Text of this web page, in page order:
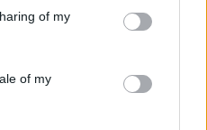
behaviour. You may click to
and its third-party tags to
purposes in below Google
of my
of my
ευρώ μέχρι πεντακόσια
για κάθε δύο (2) ευρώ.
(500) ευρώ, ήτοι συνολικό
(501) ευρώ μέχρι χίλια
για κάθε τρία (3) ευρώ.
συνολικό άθροισμα πάνω